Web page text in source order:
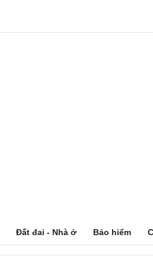
Đất đai - Nhà ở Bảo hiểm